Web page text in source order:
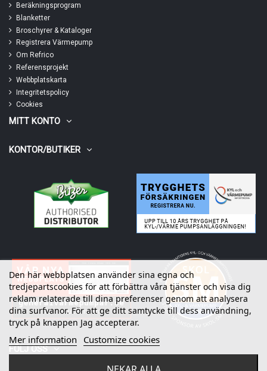
Beräkningsprogram
Blanketter
Broschyrer & Kataloger
Registrera Värmepump
Om Refrico
Referensprojekt
Webbplatskarta
Integritetspolicy
Cookies
MITT KONTO
KONTOR/BUTIKER
Den här webbplatsen använder sina egna och
tredjepartscookies för att förbättra våra tjänster och visa dig
reklam relaterade till dina preferenser genom att analysera
dina surfvanor. För att ge ditt samtycke till dess användning,
tryck på knappen Jag accepterar.
Mer information Customize cookies
FÖLJ OSS